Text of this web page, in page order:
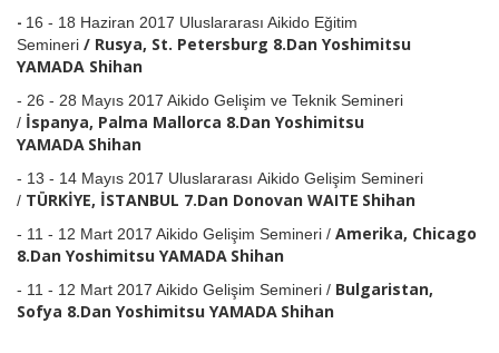
- 16 - 18 Haziran 2017 Uluslararası Aikido Eğitim
Semineri / Rusya, St. Petersburg 8.Dan Yoshimitsu
YAMADA Shihan
- 26 - 28 Mayıs 2017 Aikido Gelişim ve Teknik Semineri
/ İspanya, Palma Mallorca 8.Dan Yoshimitsu
YAMADA Shihan
- 13 - 14 Mayıs 2017 Uluslararası Aikido Gelişim Semineri
/ TÜRKİYE, İSTANBUL 7.Dan Donovan WAITE Shihan
- 11 - 12 Mart 2017 Aikido Gelişim Semineri / Amerika, Chicago
8.Dan Yoshimitsu YAMADA Shihan
- 11 - 12 Mart 2017 Aikido Gelişim Semineri / Bulgaristan,
Sofya 8.Dan Yoshimitsu YAMADA Shihan